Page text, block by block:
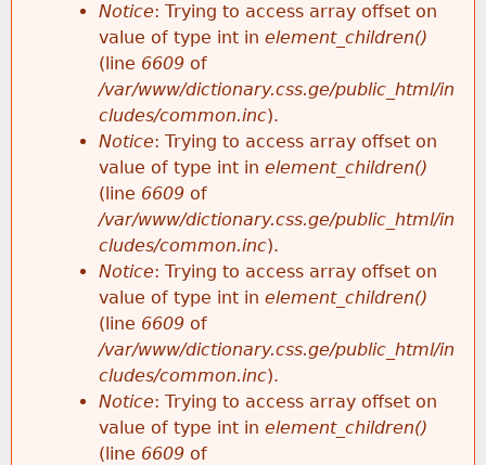
Notice: Trying to access array offset on
value of type int in element_children()
(line 6609 of
/var/www/dictionary.css.ge/public_html/in
cludes/common.inc).
Notice: Trying to access array offset on
value of type int in element_children()
(line 6609 of
/var/www/dictionary.css.ge/public_html/in
cludes/common.inc).
Notice: Trying to access array offset on
value of type int in element_children()
(line 6609 of
/var/www/dictionary.css.ge/public_html/in
cludes/common.inc).
Notice: Trying to access array offset on
value of type int in element_children()
(line 6609 of